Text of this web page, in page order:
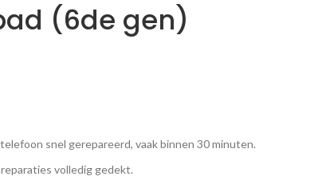
(6de gen)
snel gerepareerd, vaak binnen 30 minuten.
volledig gedekt.